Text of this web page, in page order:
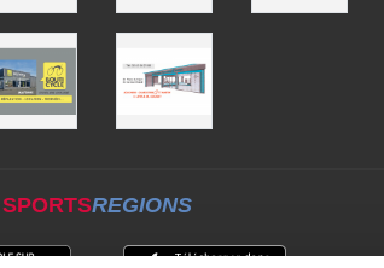
SPORTSREGIONS